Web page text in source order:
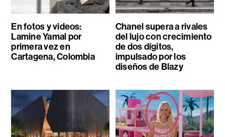
En fotos y videos:
Lamine Yamal por
primera vez en
Cartagena, Colombia
Chanel supera a rivales
del lujo con crecimiento
de dos dígitos,
impulsado por los
diseños de Blazy